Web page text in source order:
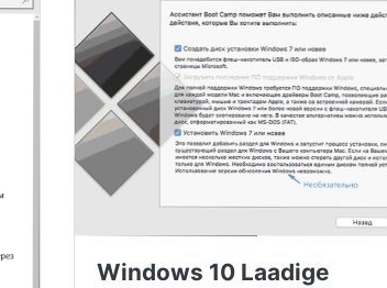
Windows 10 Laadige